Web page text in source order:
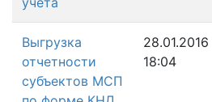
Выгрузка
отчетности
субъектов МСП
28.01.2016
18:04